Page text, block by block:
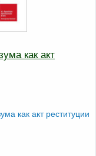
как акт
как акт реституции